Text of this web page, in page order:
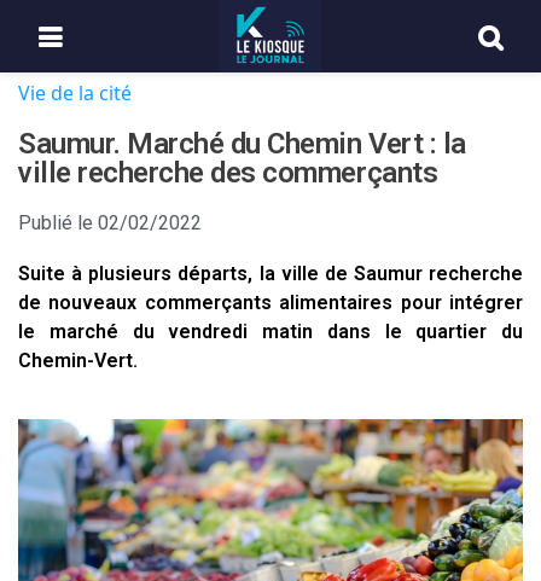
Vie de la cité
Saumur. Marché du Chemin Vert : la
ville recherche des commerçants
Publié le 02/02/2022
Suite à plusieurs départs, la ville de Saumur recherche
de nouveaux commerçants alimentaires pour intégrer
le marché du vendredi matin dans le quartier du
Chemin-Vert.